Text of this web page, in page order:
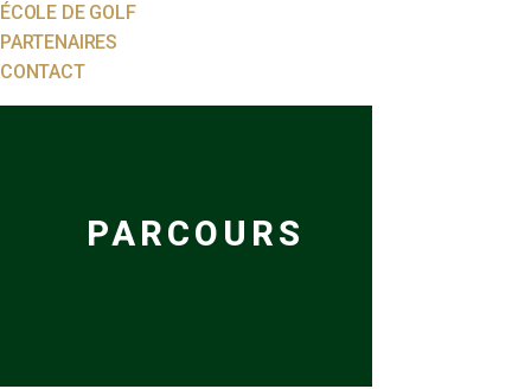
ÉCOLE DE GOLF
PARTENAIRES
CONTACT
PARCOURS